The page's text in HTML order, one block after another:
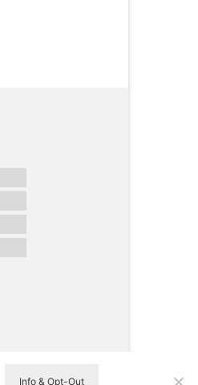
Info & Opt-Out